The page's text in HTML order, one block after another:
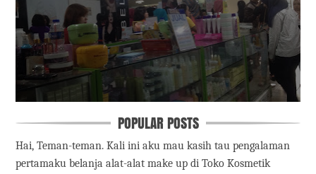
POPULAR POSTS
Hai, Teman-teman. Kali ini aku mau kasih tau pengalaman
pertamaku belanja alat-alat make up di Toko Kosmetik